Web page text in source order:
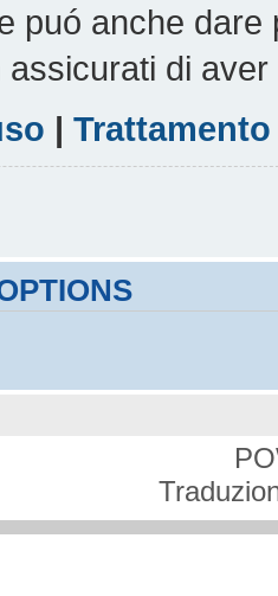
puó anche
di
|